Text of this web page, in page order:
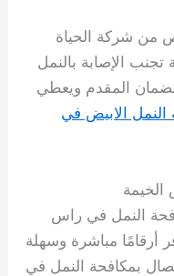
من شركة الحياة
الإصابة بالنمل
المقدم ويعطي
الابيض في
النمل في راس
أرقامًا مباشرة وسهلة
بمكافحة النمل في